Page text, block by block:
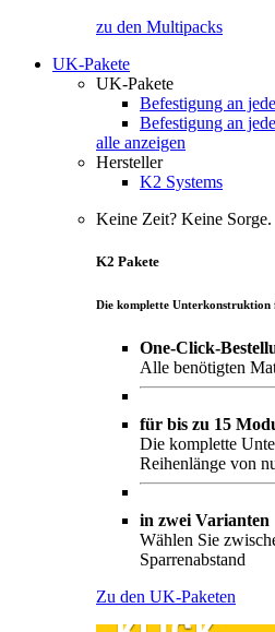
zu den Multipacks
UK-Pakete
UK-Pakete
Befestigung an
Befestigung an
alle anzeigen
Hersteller
K2 Systems
Keine Zeit? Keine Sorge.
K2 Pakete
Die komplette
One-Click-
Alle benötigten
für bis zu 15
Die komplette
Reihenlänge von
in zwei Varianten
Wählen Sie
Sparrenabstand
Zu den UK-Paketen